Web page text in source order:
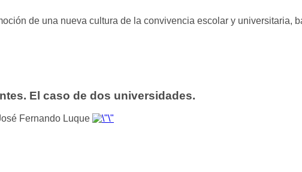
de una nueva cultura de la convivencia escolar y universitaria,
El caso de dos universidades.
Fernando Luque